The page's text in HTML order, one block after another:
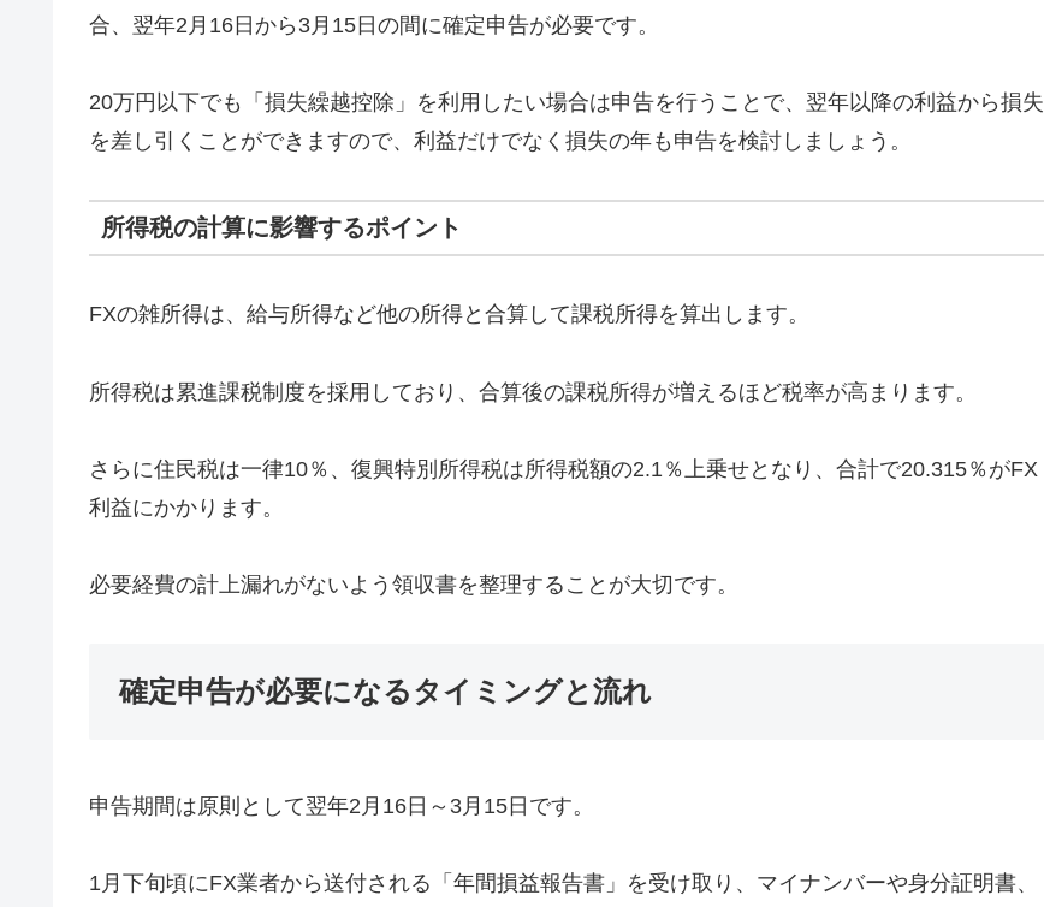
合、翌年2月16日から3月15日の間に確定申告が必要です。
20万円以下でも「損失繰越控除」を利用したい場合は申告を行うことで、翌年以降の利益から損失
を差し引くことができますので、利益だけでなく損失の年も申告を検討しましょう。
所得税の計算に影響するポイント
FXの雑所得は、給与所得など他の所得と合算して課税所得を算出します。
所得税は累進課税制度を採用しており、合算後の課税所得が増えるほど税率が高まります。
さらに住民税は一律10％、復興特別所得税は所得税額の2.1％上乗せとなり、合計で20.315％がFX
利益にかかります。
必要経費の計上漏れがないよう領収書を整理することが大切です。
確定申告が必要になるタイミングと流れ
申告期間は原則として翌年2月16日～3月15日です。
1月下旬頃にFX業者から送付される「年間損益報告書」を受け取り、マイナンバーや身分証明書、